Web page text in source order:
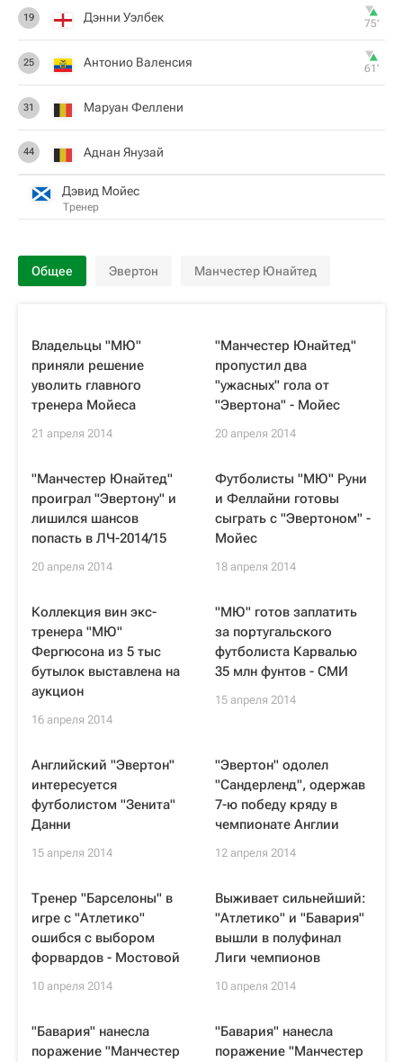
19 Дэнни Уэлбек 75‎’‎
25 Антонио Валенсия 61‎’‎
31 Маруан Феллени
44 Аднан Янузай
Дэвид Мойес
Тренер
Общее Эвертон Манчестер Юнайтед
Владельцы "МЮ"
приняли решение
уволить главного
тренера Мойеса
21 апреля 2014
"Манчестер Юнайтед"
пропустил два
"ужасных" гола от
"Эвертона" - Мойес
20 апреля 2014
"Манчестер Юнайтед"
проиграл "Эвертону" и
лишился шансов
попасть в ЛЧ-2014/15
20 апреля 2014
Футболисты "МЮ" Руни
и Феллайни готовы
сыграть с "Эвертоном" -
Мойес
18 апреля 2014
Коллекция вин экс-
тренера "МЮ"
Фергюсона из 5 тыс
бутылок выставлена на
аукцион
16 апреля 2014
"МЮ" готов заплатить
за португальского
футболиста Карвалью
35 млн фунтов - СМИ
15 апреля 2014
Английский "Эвертон"
интересуется
футболистом "Зенита"
Данни
15 апреля 2014
"Эвертон" одолел
"Сандерленд", одержав
7-ю победу кряду в
чемпионате Англии
12 апреля 2014
Тренер "Барселоны" в
игре с "Атлетико"
ошибся с выбором
форвардов - Мостовой
10 апреля 2014
Выживает сильнейший:
"Атлетико" и "Бавария"
вышли в полуфинал
Лиги чемпионов
10 апреля 2014
"Бавария" нанесла
поражение "Манчестер
"Бавария" нанесла
поражение "Манчестер